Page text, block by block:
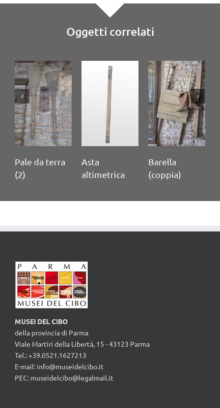
Oggetti correlati
Pale da terra
(2)
Asta
altimetrica
Barella
(coppia)
MUSEI DEL CIBO
della provincia di Parma
Viale Martiri della Libertà, 15 - 43123 Parma
Tel.: +39.0521.1627213
E-mail: info@museidelcibo.it
PEC: museidelcibo@legalmail.it